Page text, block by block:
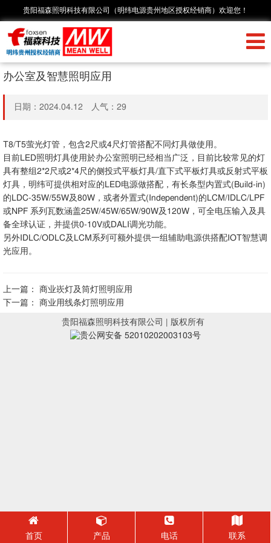
贵阳福森照明科技有限公司（明纬电源贵州地区授权经销商）欢迎您！
办公室及智慧照明应用
日期：2024.04.12 人气： 29
T8/T5萤光灯管，包含2尺或4尺灯管搭配不同灯具做使用。
目前LED照明灯具使用於办公室照明已经相当广泛，目前比较常见的灯
具有整组2*2尺或2*4尺的侧投式平板灯具/直下式平板灯具或反射式平板
灯具，明纬可提供相对应的LED电源做搭配，有长条型内置式(Build-in)
的LDC-35W/55W及80W，或者外置式(Independent)的LCM/IDLC/LPF
或NPF 系列瓦数涵盖25W/45W/65W/90W及120W，可全电压输入及具
备全球认证，并提供0-10V或DALI调光功能。
另外IDLC/ODLC及LCM系列可额外提供一组辅助电源供搭配IOT智慧调
光应用。
上一篇： 商业崁灯及筒灯照明应用
下一篇： 商业用线条灯照明应用
贵阳福森照明科技有限公司 | 版权所有
贵公网安备 52010202003103号
首页 产品 电话 联系